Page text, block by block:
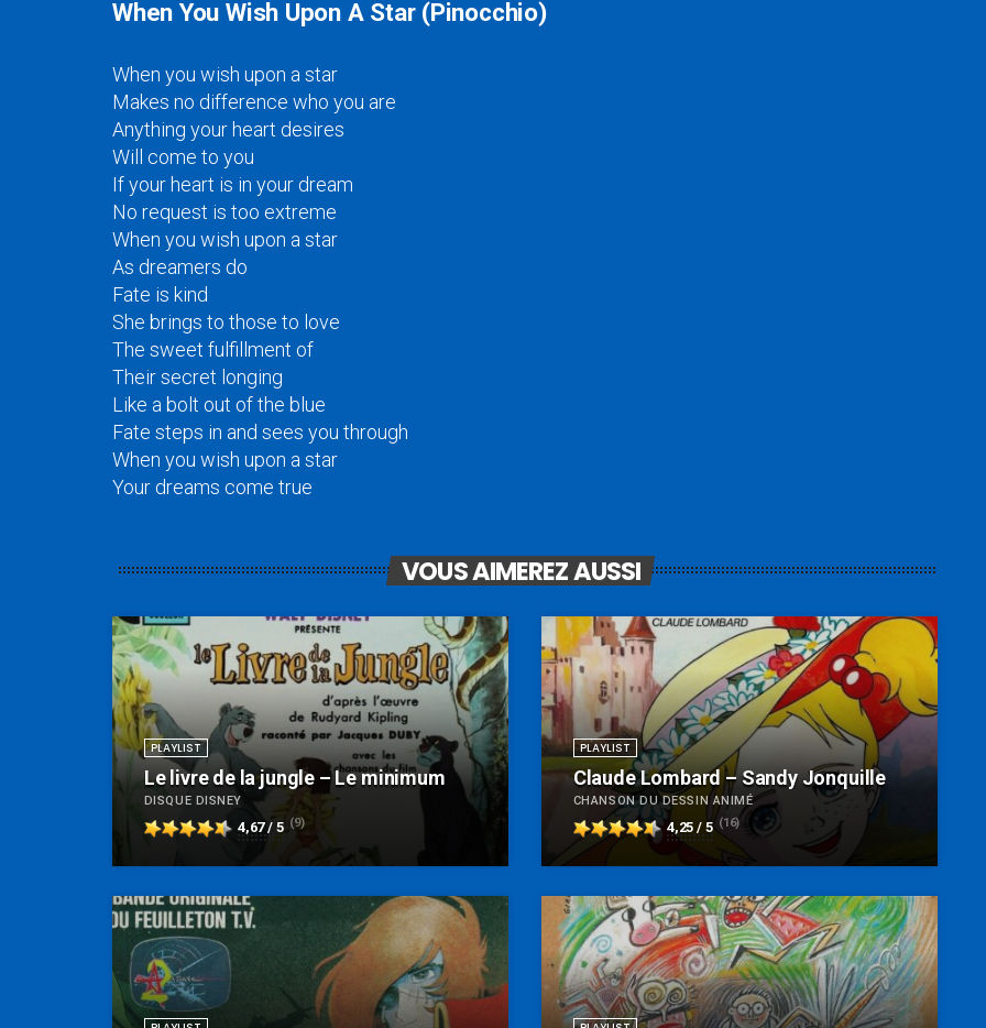
When You Wish Upon A Star (Pinocchio)
When you wish upon a star
Makes no difference who you are
Anything your heart desires
Will come to you
If your heart is in your dream
No request is too extreme
When you wish upon a star
As dreamers do
Fate is kind
She brings to those to love
The sweet fulfillment of
Their secret longing
Like a bolt out of the blue
Fate steps in and sees you through
When you wish upon a star
Your dreams come true
VOUS AIMEREZ AUSSI
PLAYLIST
Le livre de la jungle – Le minimum
DISQUE DISNEY
4,67 / 5 (9)
PLAYLIST
Claude Lombard – Sandy Jonquille
CHANSON DU DESSIN ANIMÉ
4,25 / 5 (16)